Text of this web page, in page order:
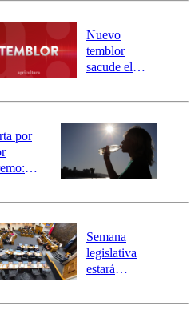
Nuevo
temblor
sacude el
revisa la
epicentro
por
Alerta
en
Semana
legislativa
estará
el fin de la